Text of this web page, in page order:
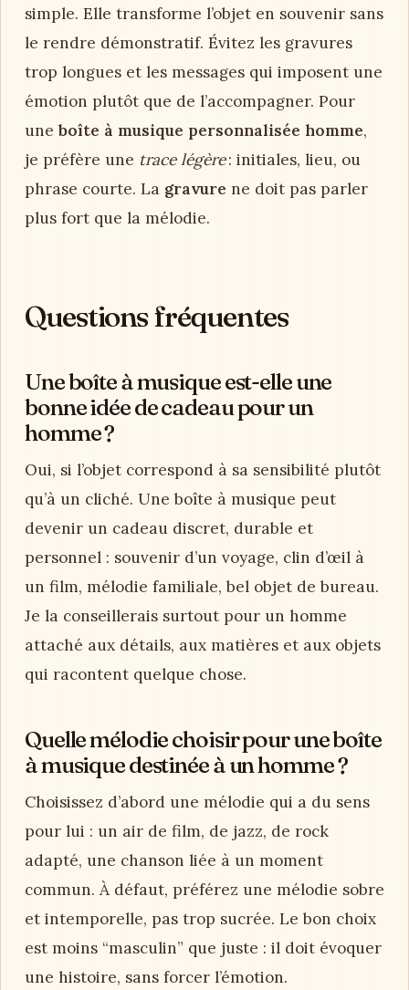
simple. Elle transforme l’objet en souvenir sans
le rendre démonstratif. Évitez les gravures
trop longues et les messages qui imposent une
émotion plutôt que de l’accompagner. Pour
uneboîte à musique personnalisée homme,
je préfère une trace légère: initiales, lieu, ou
phrase courte. La gravure ne doit pas parler
plus fort que la mélodie.
Questions fréquentes
Une boîte à musique est-elle une
bonne idée de cadeau pour un
homme ?
Oui, si l’objet correspond à sa sensibilité plutôt
qu’à un cliché. Une boîte à musique peut
devenir un cadeau discret, durable et
personnel : souvenir d’un voyage, clin d’œil à
un film, mélodie familiale, bel objet de bureau.
Je la conseillerais surtout pour un homme
attaché aux détails, aux matières et aux objets
qui racontent quelque chose.
Quelle mélodie choisir pour une boîte
à musique destinée à un homme ?
Choisissez d’abord une mélodie qui a du sens
pour lui : un air de film, de jazz, de rock
adapté, une chanson liée à un moment
commun. À défaut, préférez une mélodie sobre
et intemporelle, pas trop sucrée. Le bon choix
est moins “masculin” que juste : il doit évoquer
une histoire, sans forcer l’émotion.